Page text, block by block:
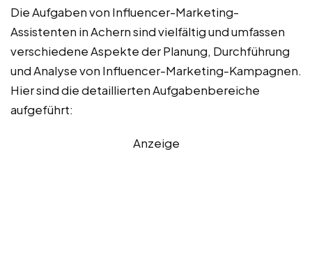
Die Aufgaben von Influencer-Marketing-
Assistenten in Achern sind vielfältig und umfassen
verschiedene Aspekte der Planung, Durchführung
und Analyse von Influencer-Marketing-Kampagnen.
Hier sind die detaillierten Aufgabenbereiche
aufgeführt:
Anzeige